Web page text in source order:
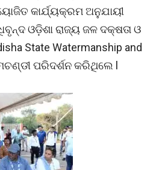
କାର୍ଯ୍ୟକ୍ରମ ଅନୁଯାୟୀ
ଓଡ଼ିଶା ରାଜ୍ୟ ଜଳ ଦକ୍ଷତା ଓ
State Watermanship and
ପରିଦର୍ଶନ କରିଥିଲେ l